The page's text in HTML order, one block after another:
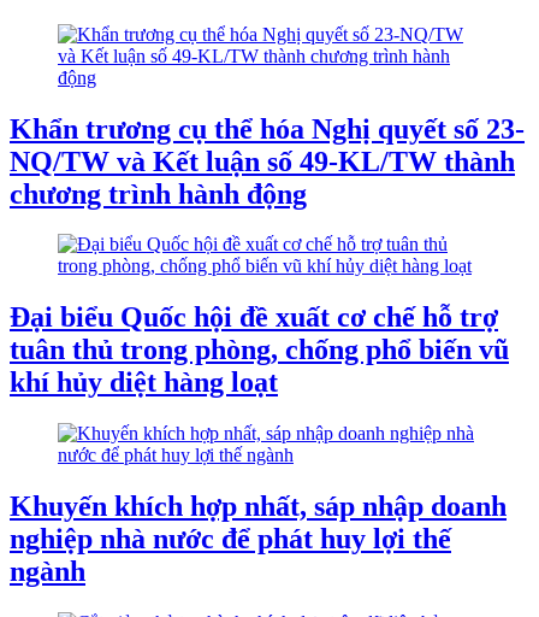
Khẩn trương cụ thể hóa Nghị quyết số 23-
NQ/TW và Kết luận số 49-KL/TW thành
chương trình hành động
Đại biểu Quốc hội đề xuất cơ chế hỗ trợ
tuân thủ trong phòng, chống phổ biến vũ
khí hủy diệt hàng loạt
Khuyến khích hợp nhất, sáp nhập doanh
nghiệp nhà nước để phát huy lợi thế
ngành